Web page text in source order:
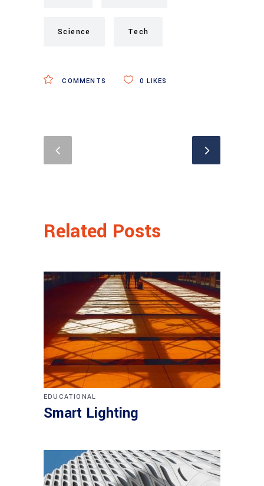
Science Tech
COMMENTS 0 LIKES
Related Posts
EDUCATIONAL
Smart Lighting